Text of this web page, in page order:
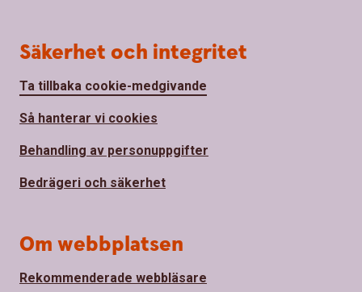
Säkerhet och integritet
Ta tillbaka cookie-medgivande
Så hanterar vi cookies
Behandling av personuppgifter
Bedrägeri och säkerhet
Om webbplatsen
Rekommenderade webbläsare